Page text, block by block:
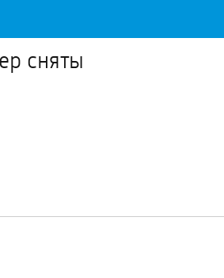
сняты